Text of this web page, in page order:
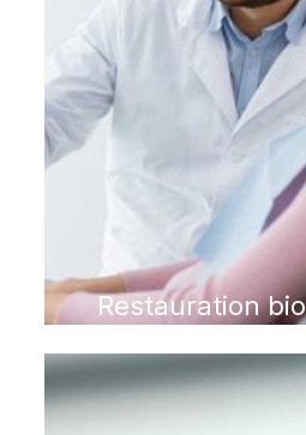
Restauration